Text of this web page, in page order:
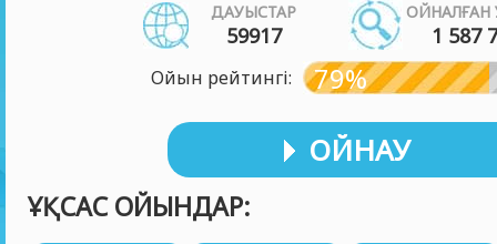
ДАУЫСТАР
59917
ОЙНАЛҒАН
1 587
Ойын рейтингі: 79%
ОЙНАУ
ҰҚСАС ОЙЫНДАР: